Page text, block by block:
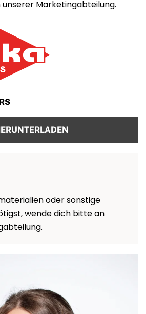
Marketingabteilung.
oder sonstige
wende dich bitte an